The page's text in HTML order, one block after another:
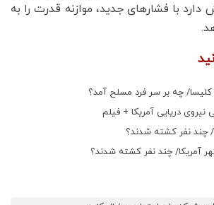
با فشارهای جدید، موازنه قدرت را به
کلیسا/ چه بر سر فرد مسلح آمد؟
نیروی دریایی آمریکا + فیلم
چند نفر کشته شدند؟
آمریکا/ چند نفر کشته شدند؟